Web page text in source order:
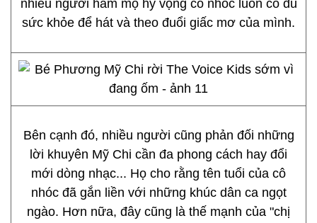
nhiều người hâm mộ hy vọng cô nhóc luôn có đủ
sức khỏe để hát và theo đuổi giấc mơ của mình.
Bên cạnh đó, nhiều người cũng phản đối những
lời khuyên Mỹ Chi cần đa phong cách hay đổi
mới dòng nhạc... Họ cho rằng tên tuổi của cô
nhóc đã gắn liền với những khúc dân ca ngọt
ngào. Hơn nữa, đây cũng là thế mạnh của "chị